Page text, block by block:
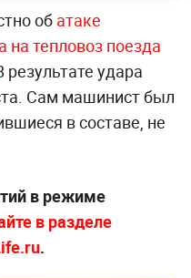
об атаке
на тепловоз поезда
результате удара
Сам машинист был
в составе, не
в режиме
в разделе
.